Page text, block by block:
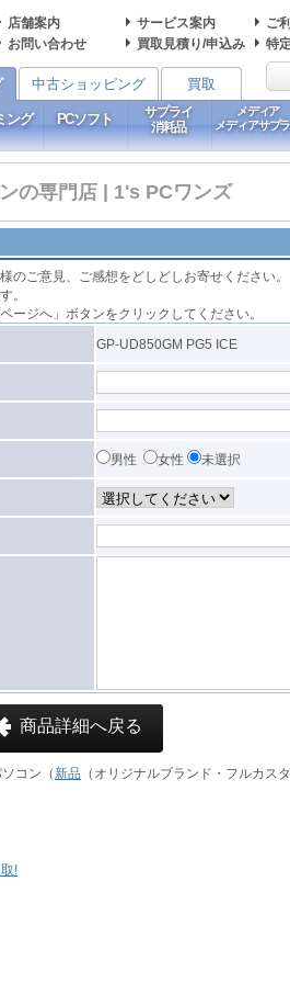
店舗案内 サービス案内 ご
お問い合わせ 買取見積り/申込み 特
中古ショッピング 買取
ング PCソフト
サプライ
消耗品
メディア
メディアサプ
の専門店 | 1's PCワンズ
のご意見、ご感想をどしどしお寄せください。
。
ージへ」ボタンをクリックしてください。
GP-UD850GM PG5 ICE
男性 女性 未選択
商品詳細へ戻る
コン（ 新品 （オリジナルブランド・フルカス